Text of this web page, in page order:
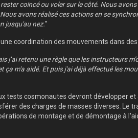
coincé ou voler sur le côté. Nous
avons réalisé ces actions en se
jusqu'au nez."
coordination des mouvements dans
j’ai retenu une règle que les instructeurs
m'a aidé. Et puis j'ai déjà effectué les
tests cosmonautes devront développer
des charges de masses diverses. Le
de montage et de démontage à